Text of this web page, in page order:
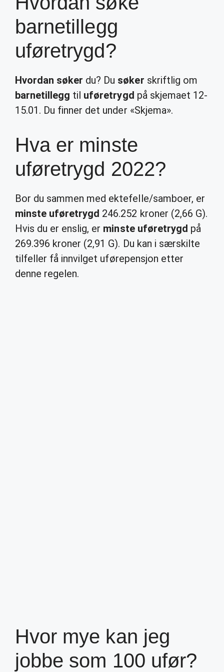
barnetillegg
uføretrygd?
Hvordan søker du? Du søker skriftlig om
barnetillegg til uføretrygd på skjemaet 12-
15.01. Du finner det under «Skjema».
Hva er minste
uføretrygd 2022?
Bor du sammen med ektefelle/samboer, er
minste uføretrygd 246.252 kroner (2,66 G).
Hvis du er enslig, er minste uføretrygd på
269.396 kroner (2,91 G). Du kan i særskilte
tilfeller få innvilget uførepensjon etter
denne regelen.
Hvor mye kan jeg
jobbe som 100 ufør?